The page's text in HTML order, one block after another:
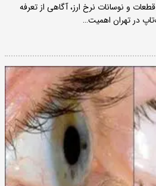
و نوسانات نرخ ارز، آگاهی از تعرفه
در تهران اهمیت…